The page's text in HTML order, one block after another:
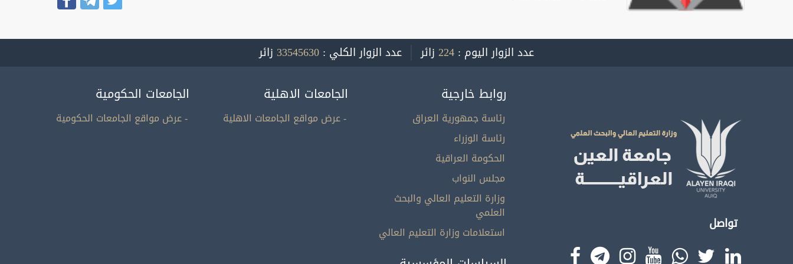
عدد الزوار اليوم : 224 زائر عدد الزوار الكلي : 33545630 زائر
تواصل
روابط خارجية
رئاسة جمهورية العراق
رئاسة الوزراء
الحكومة العراقية
مجلس النواب
وزارة التعليم العالي والبحث
العلمي
استعلامات وزارة التعليم العالي
الجامعات الاهلية
- عرض مواقع الجامعات الاهلية
الجامعات الحكومية
- عرض مواقع الجامعات الحكومية